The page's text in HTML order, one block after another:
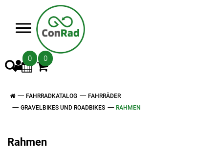
0 0
FAHRRADKATALOG
FAHRRÄDER
GRAVELBIKES UND ROADBIKES
RAHMEN
Rahmen